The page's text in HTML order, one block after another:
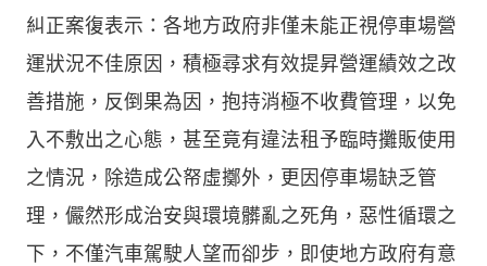
糾正案復表示：各地方政府非僅未能正視停車場營
運狀況不佳原因，積極尋求有效提昇營運績效之改
善措施，反倒果為因，抱持消極不收費管理，以免
入不敷出之心態，甚至竟有違法租予臨時攤販使用
之情況，除造成公帑虛擲外，更因停車場缺乏管
理，儼然形成治安與環境髒亂之死角，惡性循環之
下，不僅汽車駕駛人望而卻步，即使地方政府有意